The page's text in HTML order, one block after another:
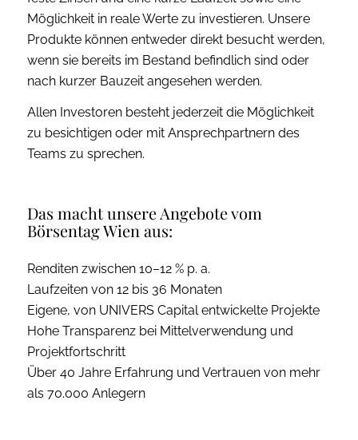
Möglichkeit in reale Werte zu investieren. Unsere
Produkte können entweder direkt besucht werden,
wenn sie bereits im Bestand befindlich sind oder
nach kurzer Bauzeit angesehen werden.
Allen Investoren besteht jederzeit die Möglichkeit
zu besichtigen oder mit Ansprechpartnern des
Teams zu sprechen.
Das macht unsere Angebote vom
Börsentag Wien aus:
Renditen zwischen 10–12 % p. a.
Laufzeiten von 12 bis 36 Monaten
Eigene, von UNIVERS Capital entwickelte Projekte
Hohe Transparenz bei Mittelverwendung und
Projektfortschritt
Über 40 Jahre Erfahrung und Vertrauen von mehr
als 70.000 Anlegern